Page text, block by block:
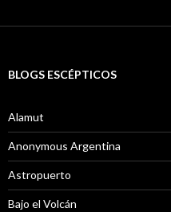
BLOGS ESCÉPTICOS
Alamut
Anonymous Argentina
Astropuerto
Bajo el Volcán